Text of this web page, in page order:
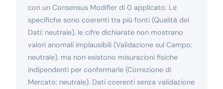
con un Consensus Modifier di 0 applicato. Le
specifiche sono coerenti tra più fonti (Qualità dei
Dati: neutrale), le cifre dichiarate non mostrano
valori anomali implausibili (Validazione sul Campo:
neutrale), ma non esistono misurazioni fisiche
indipendenti per confermarle (Correzione di
Mercato: neutrale). Dati coerenti senza validazione